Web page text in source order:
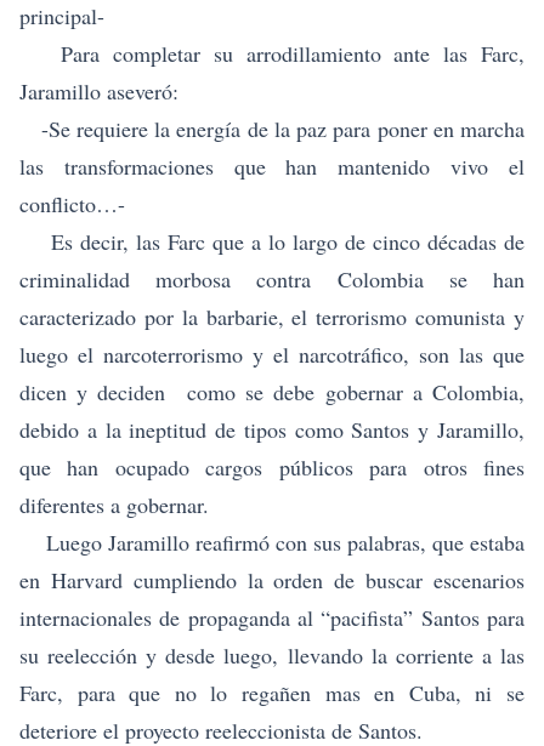
principal-
Para completar su arrodillamiento ante las Farc,
Jaramillo aseveró:
-Se requiere la energía de la paz para poner en marcha
las transformaciones que han mantenido vivo el
conflicto…-
Es decir, las Farc que a lo largo de cinco décadas de
criminalidad morbosa contra Colombia se han
caracterizado por la barbarie, el terrorismo comunista y
luego el narcoterrorismo y el narcotráfico, son las que
dicen y deciden como se debe gobernar a Colombia,
debido a la ineptitud de tipos como Santos y Jaramillo,
que han ocupado cargos públicos para otros fines
diferentes a gobernar.
Luego Jaramillo reafirmó con sus palabras, que estaba
en Harvard cumpliendo la orden de buscar escenarios
internacionales de propaganda al “pacifista” Santos para
su reelección y desde luego, llevando la corriente a las
Farc, para que no lo regañen mas en Cuba, ni se
deteriore el proyecto reeleccionista de Santos.